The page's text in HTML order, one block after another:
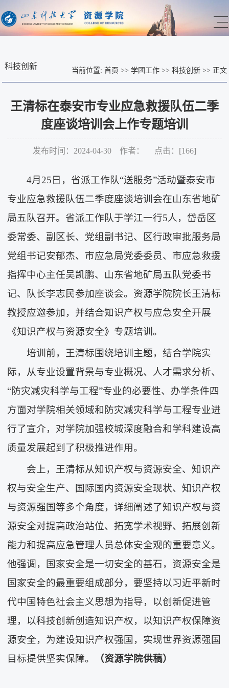
科技创新 当前位置: 首页 >> 学团工作>> 科技创新>> 正文
王清标在泰安市专业应急救援队伍二季
度座谈培训会上作专题培训
发布时间：2024-04-30 作者： 点击：[166]
4月25日，省派工作队“送服务”活动暨泰安市
专业应急救援队伍二季度座谈培训会在山东省地矿
局五队召开。省派工作队于学江一行5人，岱岳区
委常委、副区长、党组副书记、区行政审批服务局
党组书记安郁杰、市应急局党委委员、市应急救援
指挥中心主任吴凯鹏、山东省地矿局五队党委书
记、队长李志民参加座谈会。资源学院院长王清标
教授应邀参加，并结合知识产权与应急安全开展
《知识产权与资源安全》专题培训。
培训前，王清标围绕培训主题，结合学院实
际，从专业设置背景与专业概况、人才需求分析、
“防灾减灾科学与工程”专业的必要性、办学条件四
方面对学院相关领域和防灾减灾科学与工程专业进
行了宣介，对学院加强校城深度融合和学科建设高
质量发展起到了积极推进作用。
会上，王清标从知识产权与资源安全、知识产
权与安全生产、国际国内资源安全现状、知识产权
与资源强国等多个角度，详细阐述了知识产权与资
源安全对提高政治站位、拓宽学术视野、拓展创新
能力和提高应急管理人员总体安全观的重要意义。
他强调，国家安全是一切安全的基石，资源安全是
国家安全的最重要组成部分，要坚持以习近平新时
代中国特色社会主义思想为指导，以创新促进管
理，以科技创新创造知识产权，以知识产权保障资
源安全，为建设知识产权强国，实现世界资源强国
目标提供坚实保障。
（资源学院供稿）